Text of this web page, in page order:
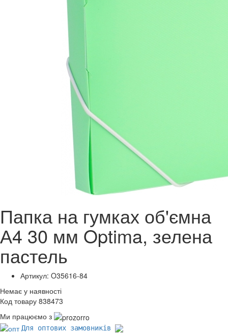
Папка на гумках об'ємна
А4 30 мм Optima, зелена
пастель
Артикул: O35616-84
Немає у наявності
Код товару 838473
Ми працюємо з
Для оптових замовників